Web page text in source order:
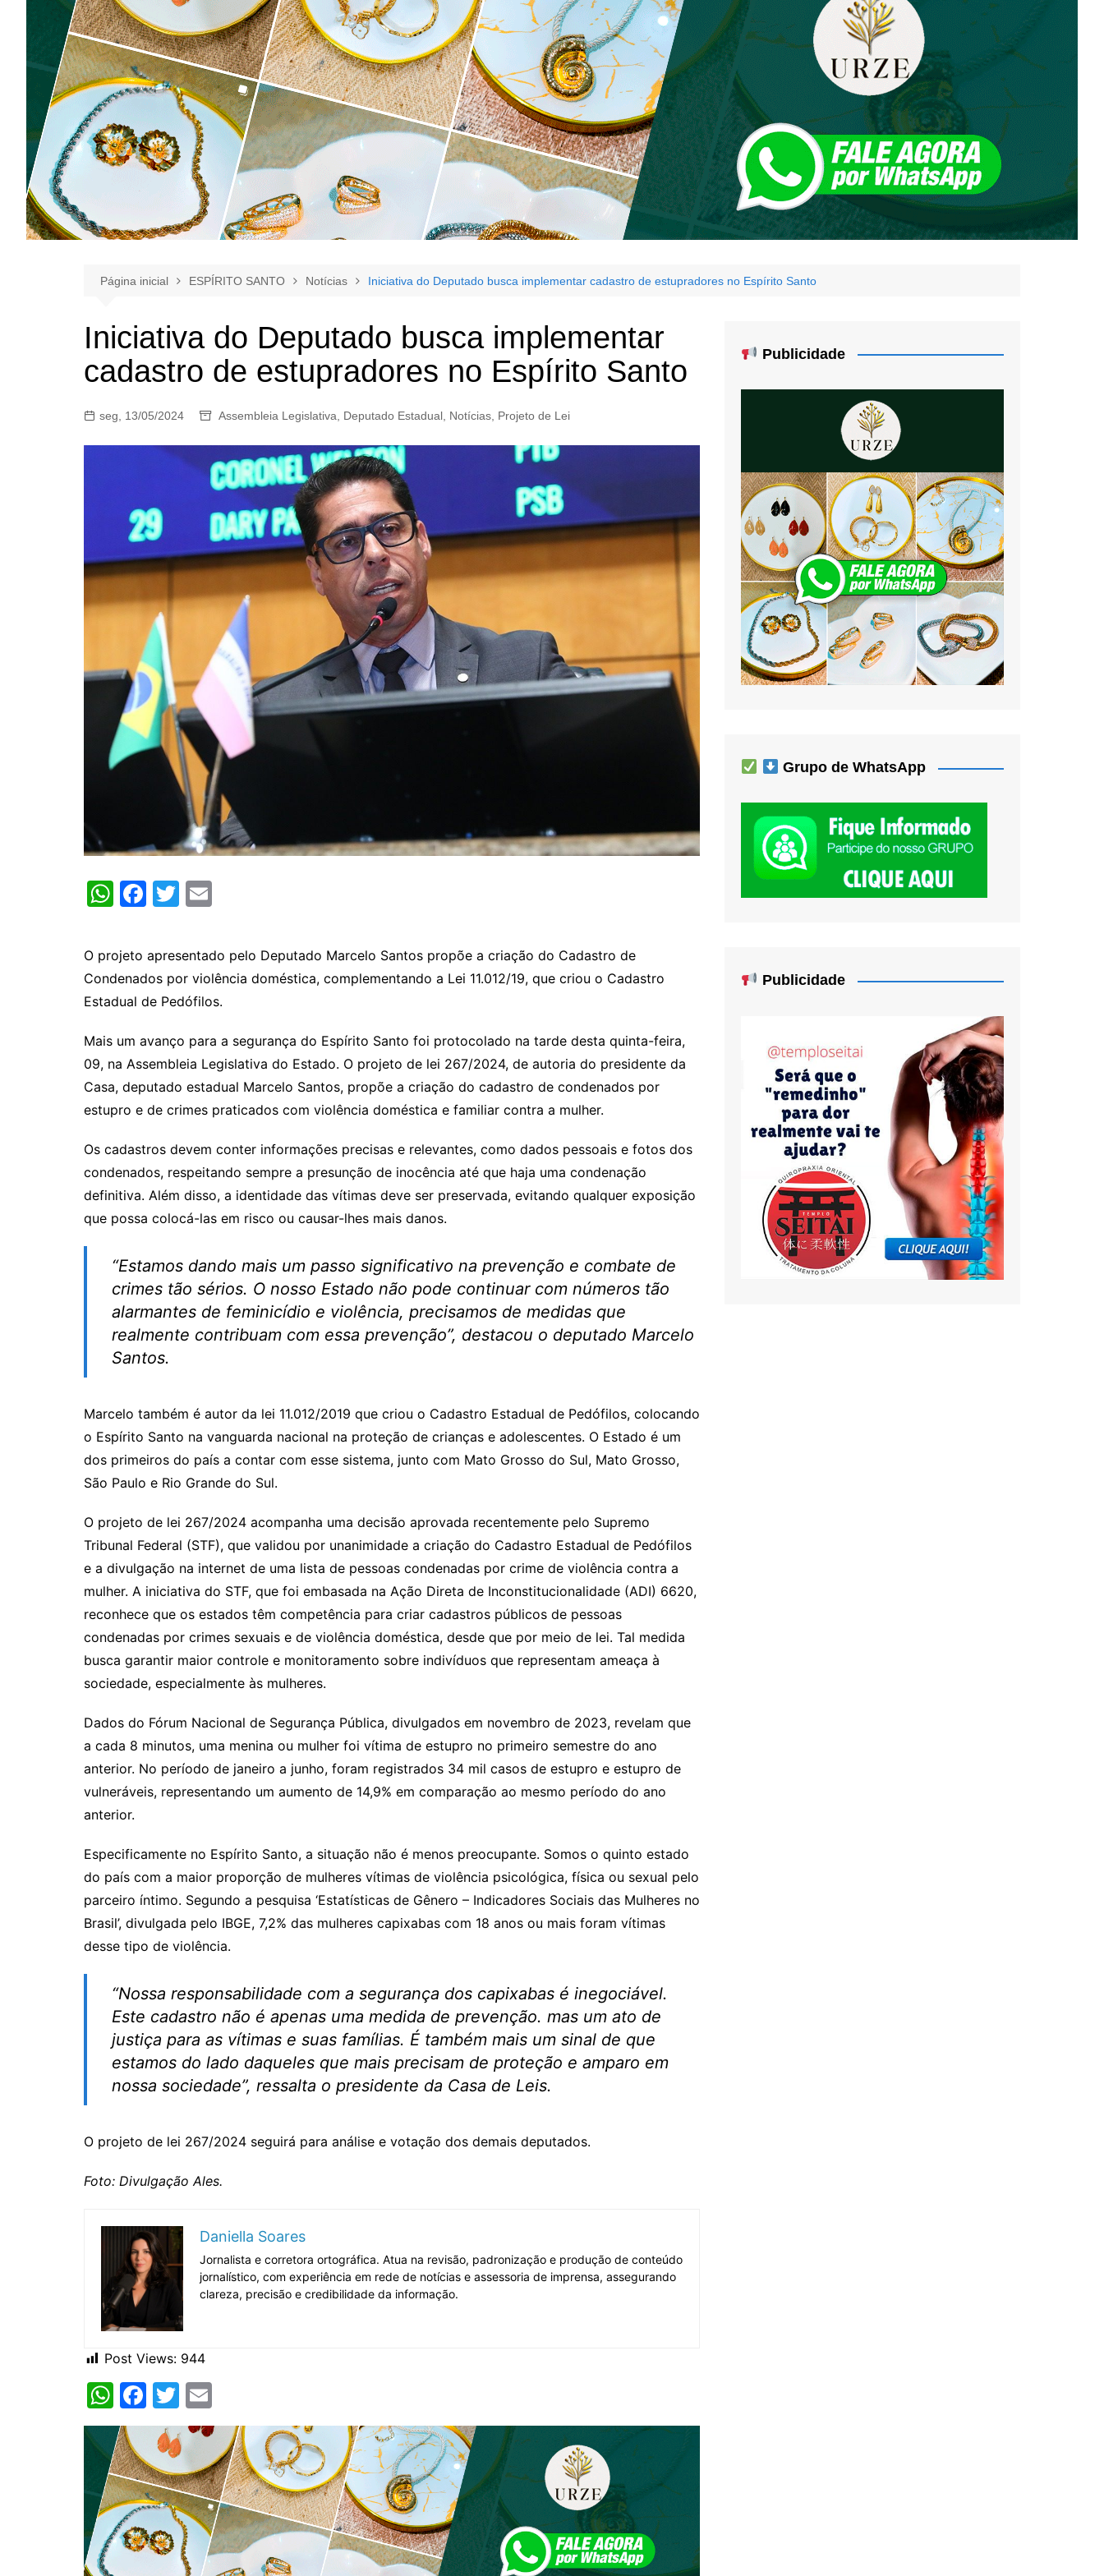
Página inicial ESPÍRITO SANTO Notícias Iniciativa do Deputado busca implementar cadastro de estupradores no Espírito Santo
Iniciativa do Deputado busca implementar
cadastro de estupradores no Espírito Santo
seg, 13/05/2024 Assembleia Legislativa Deputado Estadual Notícias Projeto de Lei
W
at
s
A
p
F
c
e
b
o
k
T
itt
er
ai
l
O projeto apresentado pelo Deputado Marcelo Santos propõe a criação do Cadastro de
Condenados por violência doméstica, complementando a Lei 11.012/19, que criou o Cadastro
Estadual de Pedófilos.
Mais um avanço para a segurança do Espírito Santo foi protocolado na tarde desta quinta-feira,
09, na Assembleia Legislativa do Estado. O projeto de lei 267/2024, de autoria do presidente da
Casa, deputado estadual Marcelo Santos, propõe a criação do cadastro de condenados por
estupro e de crimes praticados com violência doméstica e familiar contra a mulher.
Os cadastros devem conter informações precisas e relevantes, como dados pessoais e fotos dos
condenados, respeitando sempre a presunção de inocência até que haja uma condenação
definitiva. Além disso, a identidade das vítimas deve ser preservada, evitando qualquer exposição
que possa colocá-las em risco ou causar-lhes mais danos.
“Estamos dando mais um passo significativo na prevenção e combate de
crimes tão sérios. O nosso Estado não pode continuar com números tão
alarmantes de feminicídio e violência, precisamos de medidas que
realmente contribuam com essa prevenção”, destacou o deputado Marcelo
Santos.
Marcelo também é autor da lei 11.012/2019 que criou o Cadastro Estadual de Pedófilos, colocando
o Espírito Santo na vanguarda nacional na proteção de crianças e adolescentes. O Estado é um
dos primeiros do país a contar com esse sistema, junto com Mato Grosso do Sul, Mato Grosso,
São Paulo e Rio Grande do Sul.
O projeto de lei 267/2024 acompanha uma decisão aprovada recentemente pelo Supremo
Tribunal Federal (STF), que validou por unanimidade a criação do Cadastro Estadual de Pedófilos
e a divulgação na internet de uma lista de pessoas condenadas por crime de violência contra a
mulher. A iniciativa do STF, que foi embasada na Ação Direta de Inconstitucionalidade (ADI) 6620,
reconhece que os estados têm competência para criar cadastros públicos de pessoas
condenadas por crimes sexuais e de violência doméstica, desde que por meio de lei. Tal medida
busca garantir maior controle e monitoramento sobre indivíduos que representam ameaça à
sociedade, especialmente às mulheres.
Dados do Fórum Nacional de Segurança Pública, divulgados em novembro de 2023, revelam que
a cada 8 minutos, uma menina ou mulher foi vítima de estupro no primeiro semestre do ano
anterior. No período de janeiro a junho, foram registrados 34 mil casos de estupro e estupro de
vulneráveis, representando um aumento de 14,9% em comparação ao mesmo período do ano
anterior.
Especificamente no Espírito Santo, a situação não é menos preocupante. Somos o quinto estado
do país com a maior proporção de mulheres vítimas de violência psicológica, física ou sexual pelo
parceiro íntimo. Segundo a pesquisa ‘Estatísticas de Gênero – Indicadores Sociais das Mulheres no
Brasil’, divulgada pelo IBGE, 7,2% das mulheres capixabas com 18 anos ou mais foram vítimas
desse tipo de violência.
“Nossa responsabilidade com a segurança dos capixabas é inegociável.
Este cadastro não é apenas uma medida de prevenção. mas um ato de
justiça para as vítimas e suas famílias. É também mais um sinal de que
estamos do lado daqueles que mais precisam de proteção e amparo em
nossa sociedade”, ressalta o presidente da Casa de Leis.
O projeto de lei 267/2024 seguirá para análise e votação dos demais deputados.
Foto: Divulgação Ales.
Daniella Soares
Jornalista e corretora ortográfica. Atua na revisão, padronização e produção de conteúdo
jornalístico, com experiência em rede de notícias e assessoria de imprensa, assegurando
clareza, precisão e credibilidade da informação.
Post Views: 944
W
h
at
s
A
p
p
F
a
c
e
b
o
o
T
w
itt
er
m
ai
l
Publicidade
Grupo de WhatsApp
Publicidade